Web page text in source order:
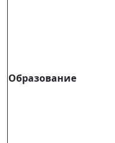
Образование